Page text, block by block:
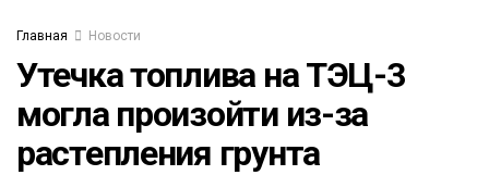
Главная Новости
Утечка топлива на ТЭЦ-3
могла произойти из-за
растепления грунта